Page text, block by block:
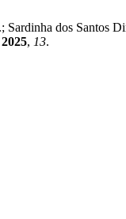
dos Santos
2025, 13.